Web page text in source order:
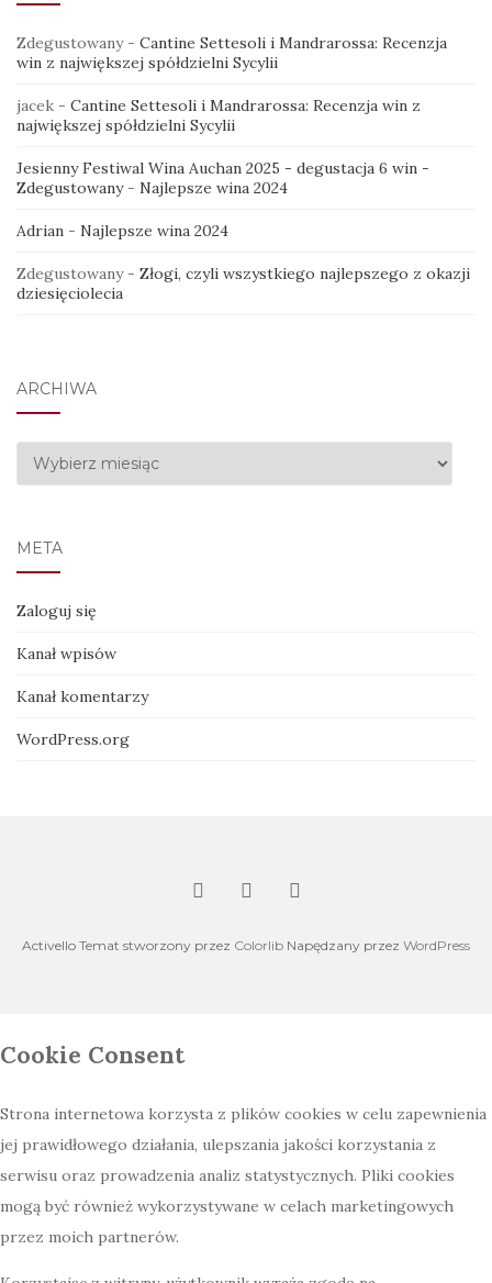
Zdegustowany- Cantine Settesoli i Mandrarossa: Recenzja
win z największej spółdzielni Sycylii
jacek - Cantine Settesoli i Mandrarossa: Recenzja win z
największej spółdzielni Sycylii
Jesienny Festiwal Wina Auchan 2025 - degustacja 6 win -
Zdegustowany- Najlepsze wina 2024
Adrian - Najlepsze wina 2024
Zdegustowany- Złogi, czyli wszystkiego najlepszego z okazji
dziesięciolecia
ARCHIWA
Archiwa
META
Zaloguj się
Kanał wpisów
Kanał komentarzy
WordPress.org
Activello Temat stworzony przez Colorlib Napędzany przez WordPress